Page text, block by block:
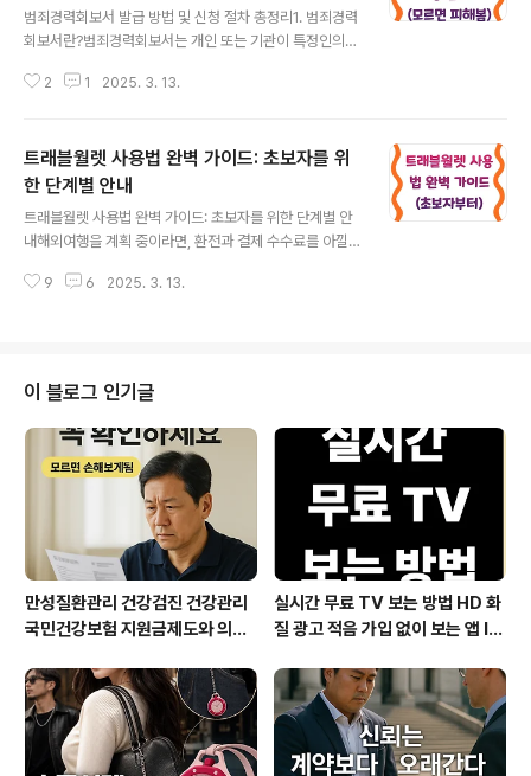
범죄경력회보서 발급 방법 및 신청 절차 총정리1. 범죄경력
회보서란?범죄경력회보서는 개인 또는 기관이 특정인의
입찰, 해외 거주 등의 사유로 필요한 경우가 많습니다. 본
여부현재 대한민국에서는 범죄경력회보서를 온라인으로
발급받을 수 없습니다. 반드시 경찰서를 방문하여 신청해
야 합니다. 따라서 방문 신청 절차를 정확히 숙지하는 것이
중요합니다.3. 범죄경력회보서 신청 절차범죄경력회보서
를 발급받기 위해서는 아래의 절차를 따라야 합니다. 1) 방
문할 경찰서 확인범죄경력회보서는 가까운 **경찰서(지구
2 1 2025. 3. 13.
트래블월렛 사용법 완벽 가이드: 초보자를 위
한 단계별 안내
트래블월렛 사용법 완벽 가이드: 초보자를 위한 단계별 안
내해외여행을 계획 중이라면, 환전과 결제 수수료를 아낄
될 수 있습니다. 트래블월렛은 실물 카드 없이도 외화를 충
히 설명해 드리겠습니다. 1. 트래블월렛이란?트래블월렛은
모바일 기반의 외화 지갑 서비스로, 해외에서 신용카드처
럼 사용할 수 있는 선불카드를 제공합니다. 이 서비스의 장
점은 환전 수수료가 저렴하고, 실시간 환율을 적용받아 외
화를 충전할 수 있다는 점입니다. 또한, 해외 결제 시 추가
수수료가 발생하지 않아 경제적..
9 6 2025. 3. 13.
이 블로그 인기글
만성질환관리 건강검진 건강관리
국민건강보험 지원금제도와 의료
실시간 무료 TV 보는 방법 HD 화
질 광고 적음 가입 없이 보는 앱 IP
넷 요금제 꿀팁까지